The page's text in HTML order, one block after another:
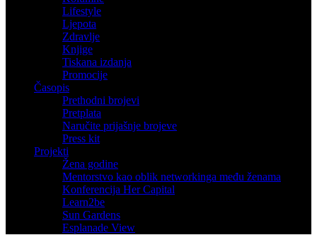
Lifestyle
Ljepota
Zdravlje
Knjige
Tiskana izdanja
Promocije
Časopis
Prethodni brojevi
Pretplata
Naručite prijašnje brojeve
Press kit
Projekti
Žena godine
Mentorstvo kao oblik networkinga među ženama
Konferencija Her Capital
Learn2be
Sun Gardens
Esplanade View